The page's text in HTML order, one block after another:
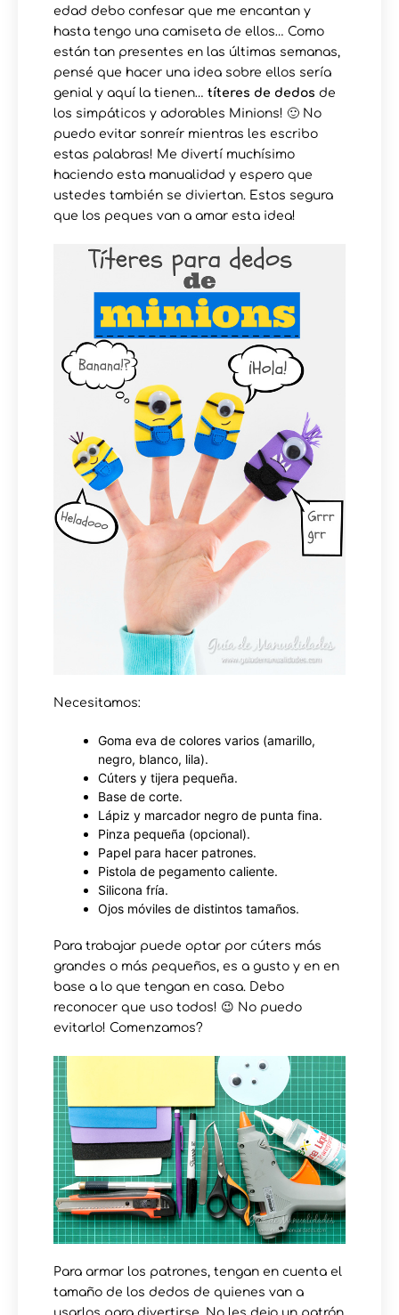
edad debo confesar que me encantan y
hasta tengo una camiseta de ellos… Como
están tan presentes en las últimas semanas,
pensé que hacer una idea sobre ellos sería
genial y aquí la tienen… títeres de dedos de
los simpáticos y adorables Minions! 🙂 No
puedo evitar sonreír mientras les escribo
estas palabras! Me divertí muchísimo
haciendo esta manualidad y espero que
ustedes también se diviertan. Estos segura
que los peques van a amar esta idea!
Necesitamos:
Goma eva de colores varios (amarillo,
negro, blanco, lila).
Cúters y tijera pequeña.
Base de corte.
Lápiz y marcador negro de punta fina.
Pinza pequeña (opcional).
Papel para hacer patrones.
Pistola de pegamento caliente.
Silicona fría.
Ojos móviles de distintos tamaños.
Para trabajar puede optar por cúters más
grandes o más pequeños, es a gusto y en en
base a lo que tengan en casa. Debo
reconocer que uso todos! 😉 No puedo
evitarlo! Comenzamos?
Para armar los patrones, tengan en cuenta el
tamaño de los dedos de quienes van a